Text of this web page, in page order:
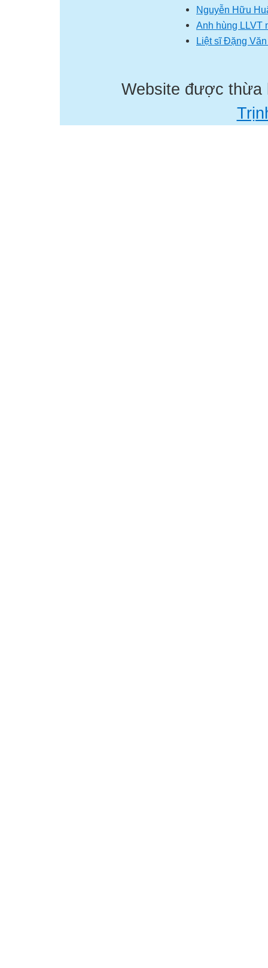
Nguyễn Hữu
Anh hùng LLVT
Liệt sĩ Đặng
Website được